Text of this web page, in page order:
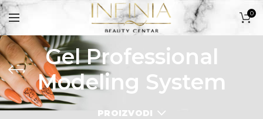
0
Gel Professional
Modeling System
PROIZVODI
PROIZVODI